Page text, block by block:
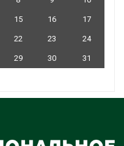
15 16 17
22 23 24
29 30
31